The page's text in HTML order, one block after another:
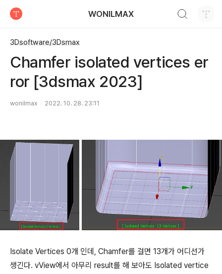
WONILMAX
3Dsoftware/3Dsmax
Chamfer isolated vertices er
ror [3dsmax 2023]
wonilmax 2022. 10. 28. 23:11
Isolate Vertices 0개 인데, Chamfer를 걸면 13개가 어디선가
생긴다. vView에서 아무리 result를 해 보아도 Isolated vertice